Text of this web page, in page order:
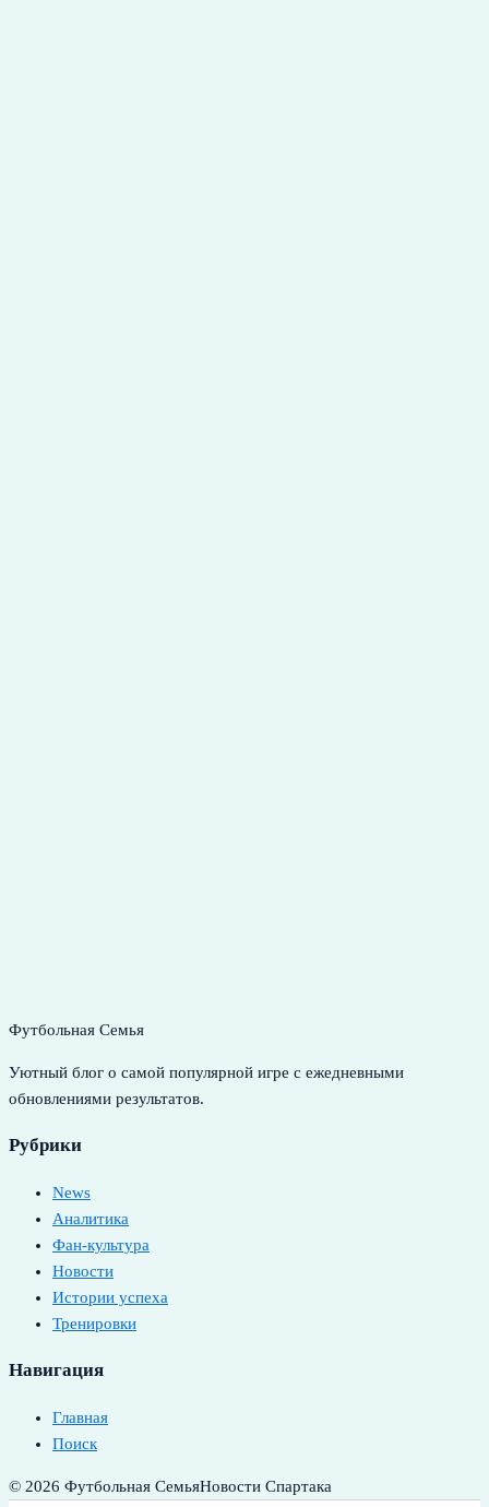
Футбольная Семья
Уютный блог о самой популярной игре с ежедневными
обновлениями результатов.
Рубрики
News
Аналитика
Фан-культура
Новости
Истории успеха
Тренировки
Навигация
Главная
Поиск
© 2026 Футбольная СемьяНовости Спартака